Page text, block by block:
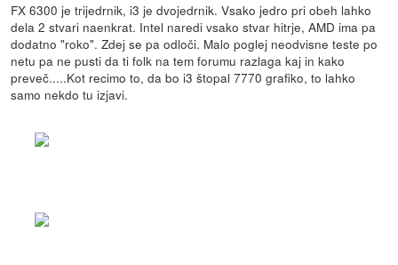
FX 6300 je trijedrnik, i3 je dvojedrnik. Vsako jedro pri obeh lahko
dela 2 stvari naenkrat. Intel naredi vsako stvar hitrje, AMD ima pa
dodatno "roko". Zdej se pa odloči. Malo poglej neodvisne teste po
netu pa ne pusti da ti folk na tem forumu razlaga kaj in kako
preveč.....Kot recimo to, da bo i3 štopal 7770 grafiko, to lahko
samo nekdo tu izjavi.